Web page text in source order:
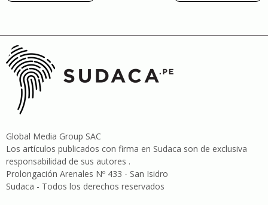
entradas
Global Media Group SAC
Los artículos publicados con firma en Sudaca son de exclusiva
responsabilidad de sus autores .
Prolongación Arenales Nº 433 - San Isidro
Sudaca - Todos los derechos reservados